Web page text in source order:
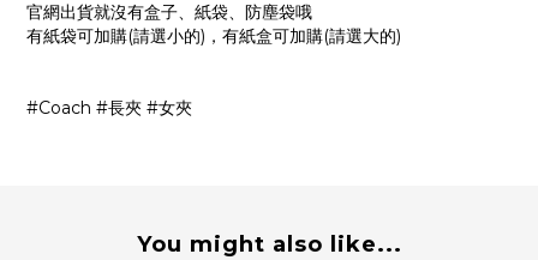
官網出貨就沒有盒子、紙袋、防塵袋哦
有紙袋可加購(請選小的)，有紙盒可加購(請選大的)
#Coach #長夾 #女夾
You might also like...